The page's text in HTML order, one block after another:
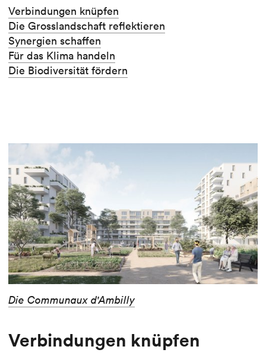
Verbindungen knüpfen
Die Grosslandschaft reflektieren
Synergien schaffen
Für das Klima handeln
Die Biodiversität fördern
Die Communaux d'Ambilly
Verbindungen knüpfen